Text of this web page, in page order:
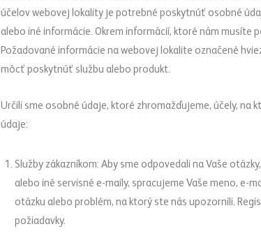
účelov webovej lokality je potrebné poskytnúť osobné
alebo iné informácie. Okrem informácií, ktoré nám musíte
Požadované informácie na webovej lokalite označené
môcť poskytnúť službu alebo produkt.
Určili sme osobné údaje, ktoré zhromažďujeme, účely, na
údaje:
Služby zákazníkom: Aby sme odpovedali na Vaše
alebo iné servisné e-maily, spracujeme Vaše meno,
otázku alebo problém, na ktorý ste nás upozornili.
požiadavky.